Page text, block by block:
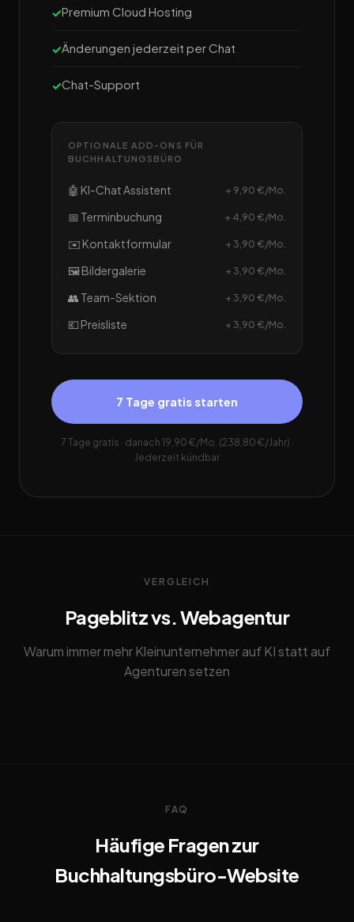
Premium Cloud Hosting
Änderungen jederzeit per Chat
Chat-Support
OPTIONALE ADD-ONS FÜR
BUCHHALTUNGSBÜRO
🤖 KI-Chat Assistent + 9,90 €/Mo.
📅 Terminbuchung + 4,90 €/Mo.
✉️ Kontaktformular + 3,90 €/Mo.
🖼️ Bildergalerie + 3,90 €/Mo.
👥 Team-Sektion + 3,90 €/Mo.
💶 Preisliste + 3,90 €/Mo.
7 Tage gratis starten
7 Tage gratis · danach 19,90 €/Mo. (238,80 €/Jahr) ·
Jederzeit kündbar
VERGLEICH
Pageblitz vs. Webagentur
Warum immer mehr Kleinunternehmer auf KI statt auf
Agenturen setzen
FAQ
Häufige Fragen zur
Buchhaltungsbüro-Website